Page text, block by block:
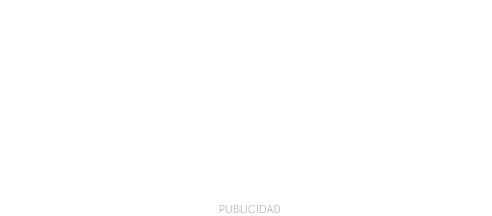
PUBLICIDAD